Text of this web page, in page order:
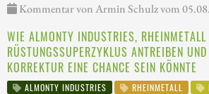
Kommentar von Armin Schulz vom
WIE ALMONTY INDUSTRIES,
RÜSTUNGSSUPERZYKLUS ANTREIBEN
KORREKTUR EINE CHANCE SEIN KÖNNTE
ALMONTY INDUSTRIES RHEINMETALL